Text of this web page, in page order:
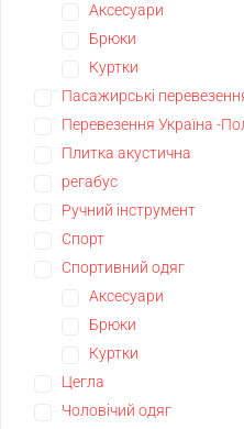
Аксесуари
Брюки
Куртки
Пасажирські
Перевезення Україна -
Плитка акустична
регабус
Ручний інструмент
Спорт
Спортивний одяг
Аксесуари
Брюки
Куртки
Цегла
Чоловічий одяг